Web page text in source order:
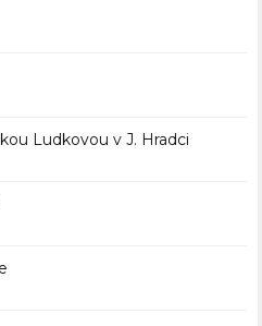
Ludkovou v J. Hradci